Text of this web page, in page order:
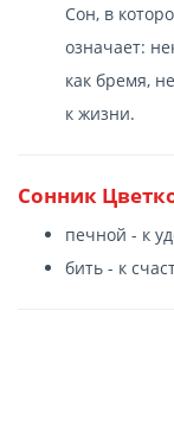
Сон, в
означает:
как бремя,
к жизни.
Сонник
печной - к
бить - к